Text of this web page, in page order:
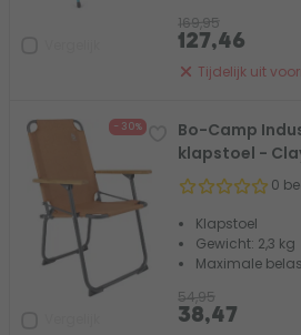
Tijdelijk uit
169,95
127,46
- 30%
Bo-Camp
klapstoel -
0
Klapstoel
Gewicht: 2,3 kg
Maximale
54,95
38,47